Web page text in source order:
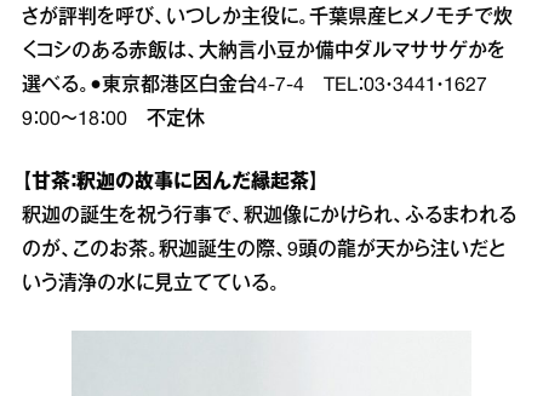
さが評判を呼び、いつしか主役に。千葉県産ヒメノモチで炊
くコシのある赤飯は、大納言小豆か備中ダルマササゲかを
選べる。●東京都港区白金台4‐7‐4 TEL：03・3441・1627
9：00～18：00 不定休
【甘茶：釈迦の故事に因んだ縁起茶】
釈迦の誕生を祝う行事で、釈迦像にかけられ、ふるまわれる
のが、このお茶。釈迦誕生の際、9頭の龍が天から注いだと
いう清浄の水に見立てている。